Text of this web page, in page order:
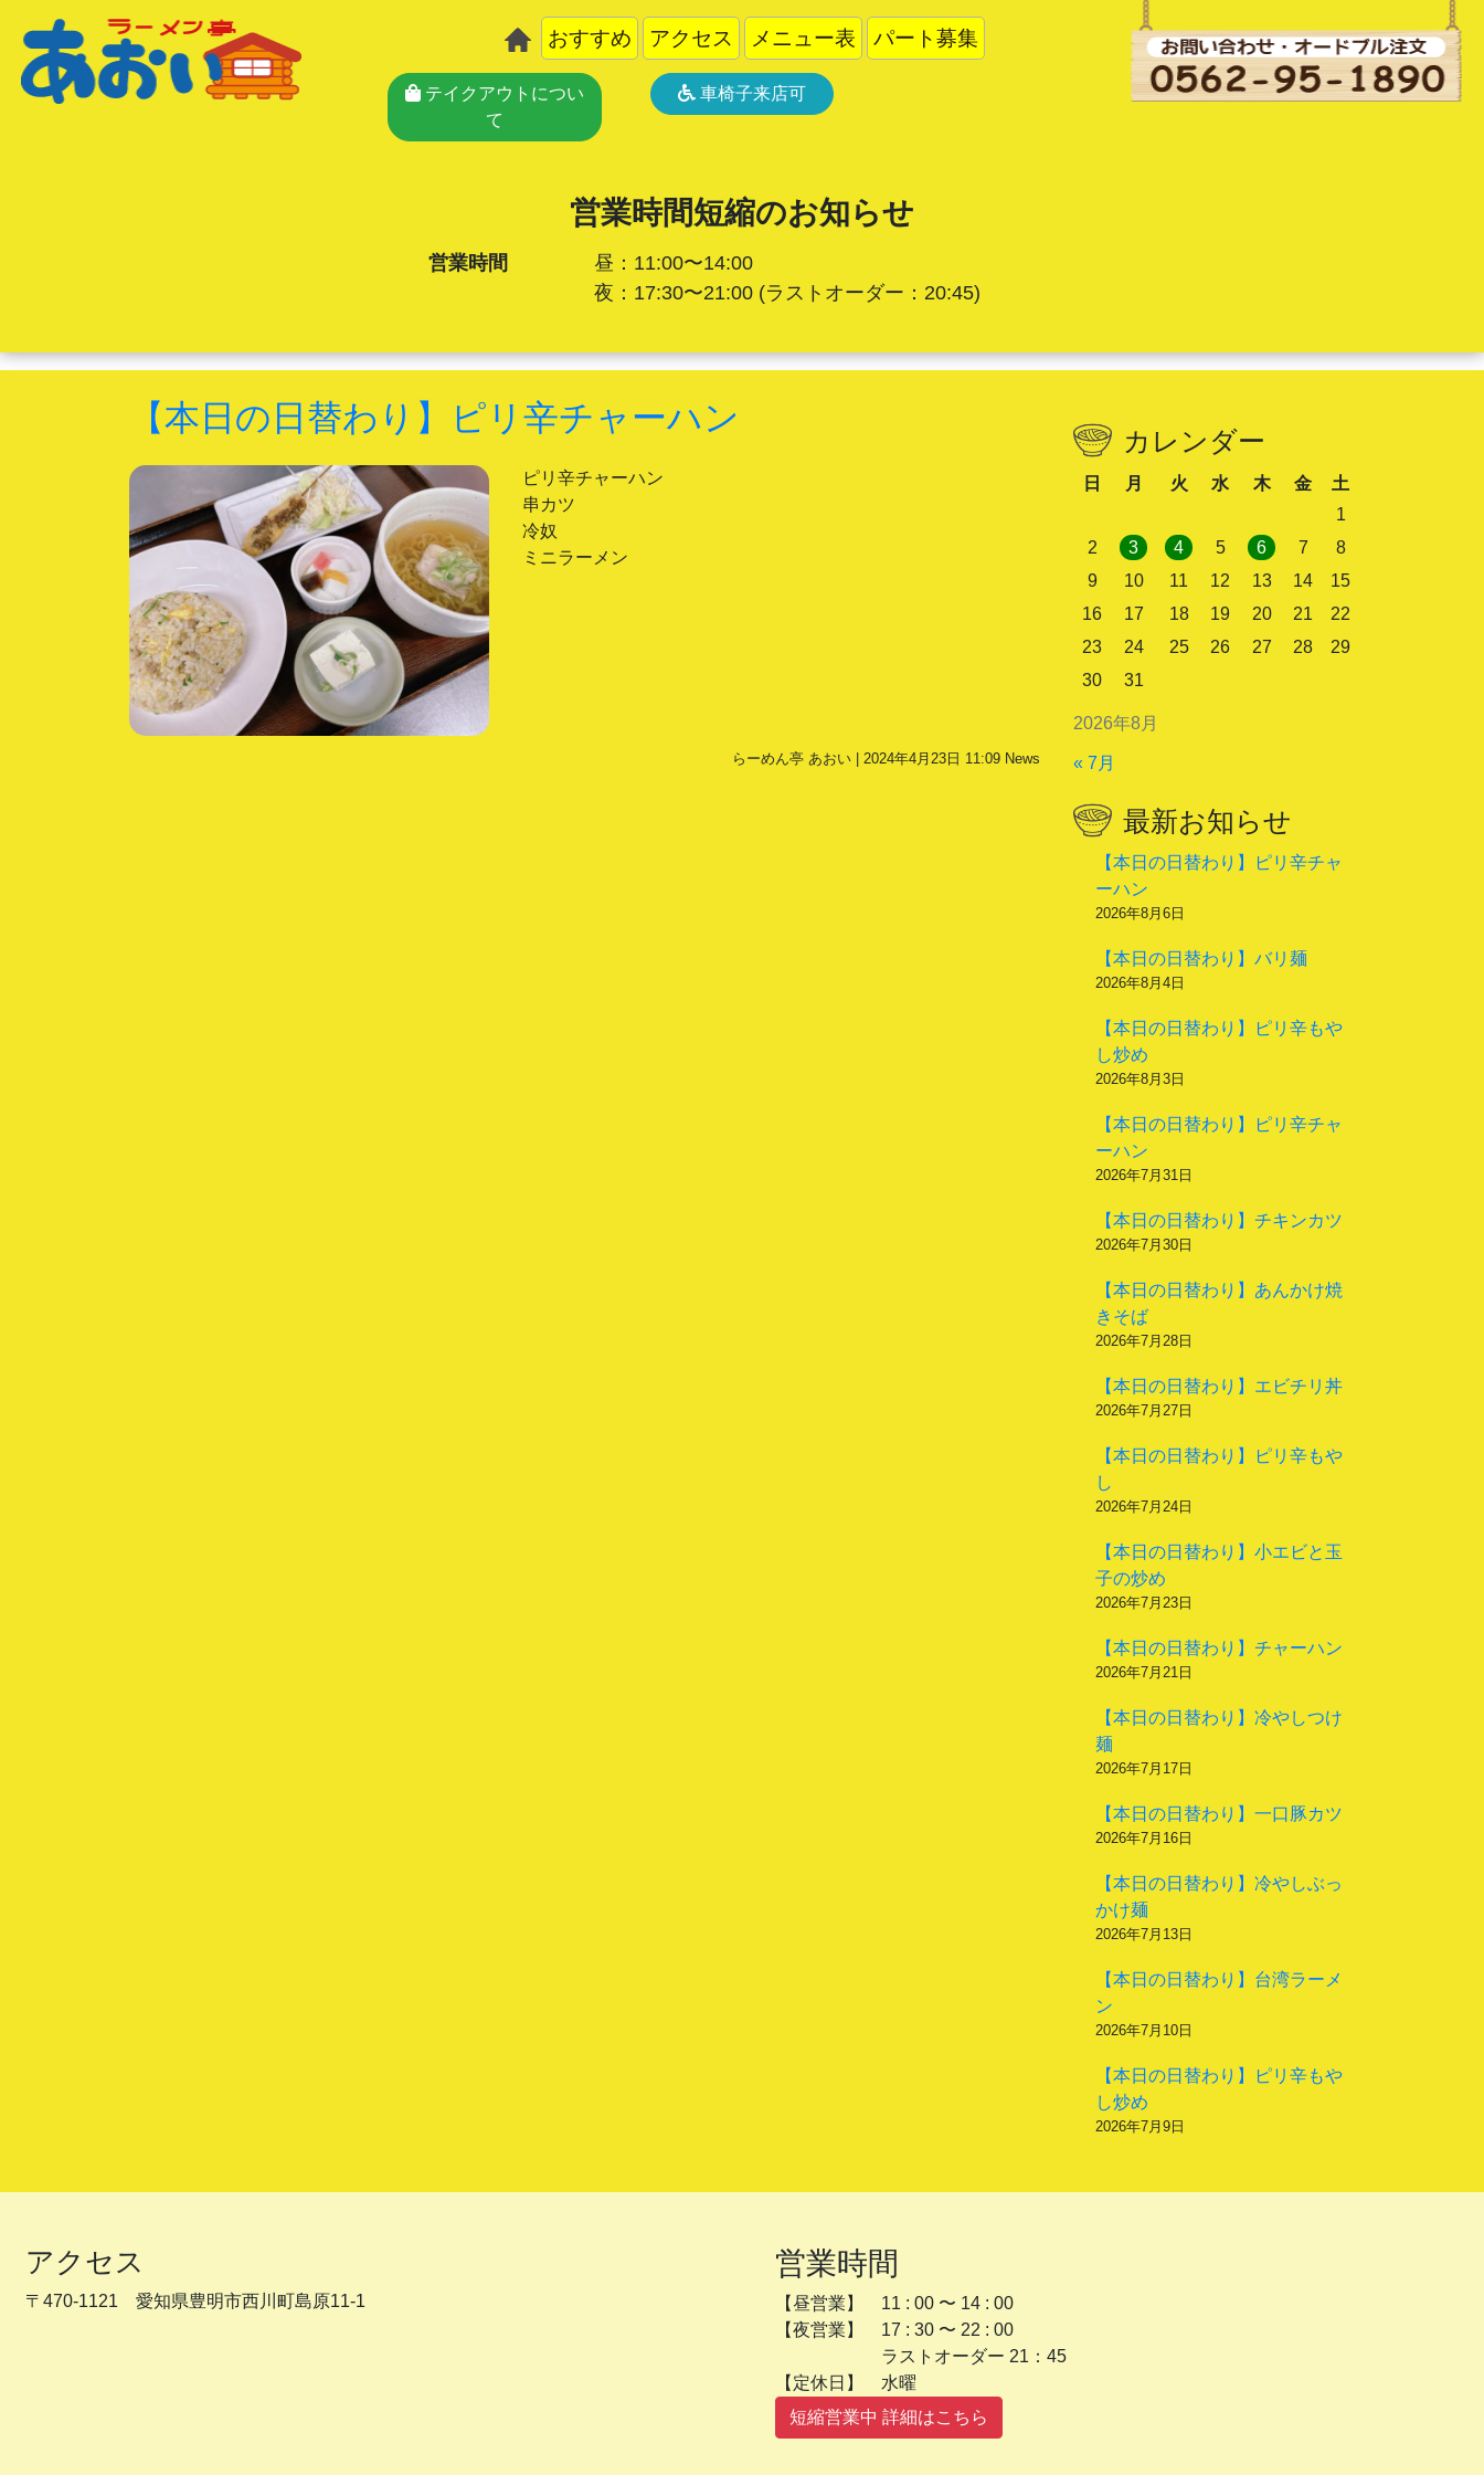
おすすめ アクセス メニュー表 パート募集
テイクアウトについ
て
車椅子来店可
営業時間短縮のお知らせ
営業時間
昼：11:00〜14:00
夜：17:30〜21:00(ラストオーダー：20:45)
【本日の日替わり】ピリ辛チャーハン
ピリ辛チャーハン
串カツ
冷奴
ミニラーメン
らーめん亭 あおい | 2024年4月23日 11:09 News
カレンダー
2026年8月
日 月 火 水 木 金
土
1
2
3 4 5 6 7
8
9
10 11 12 13 14
15
16
17 18 19 20 21
22
23
24 25 26 27 28
29
30
31
« 7月
最新お知らせ
【本日の日替わり】ピリ辛チャ
ーハン
2026年8月6日
【本日の日替わり】バリ麺
2026年8月4日
【本日の日替わり】ピリ辛もや
し炒め
2026年8月3日
【本日の日替わり】ピリ辛チャ
ーハン
2026年7月31日
【本日の日替わり】チキンカツ
2026年7月30日
【本日の日替わり】あんかけ焼
きそば
2026年7月28日
【本日の日替わり】エビチリ丼
2026年7月27日
【本日の日替わり】ピリ辛もや
し
2026年7月24日
【本日の日替わり】小エビと玉
子の炒め
2026年7月23日
【本日の日替わり】チャーハン
2026年7月21日
【本日の日替わり】冷やしつけ
麺
2026年7月17日
【本日の日替わり】一口豚カツ
2026年7月16日
【本日の日替わり】冷やしぶっ
かけ麺
2026年7月13日
【本日の日替わり】台湾ラーメ
ン
2026年7月10日
【本日の日替わり】ピリ辛もや
し炒め
2026年7月9日
アクセス
〒470-1121 愛知県豊明市西川町島原11-1
営業時間
【昼営業】 11 : 00 〜 14 : 00
【夜営業】 17 : 30 〜 22 : 00
ラストオーダー 21：45
【定休日】 水曜
短縮営業中 詳細はこちら